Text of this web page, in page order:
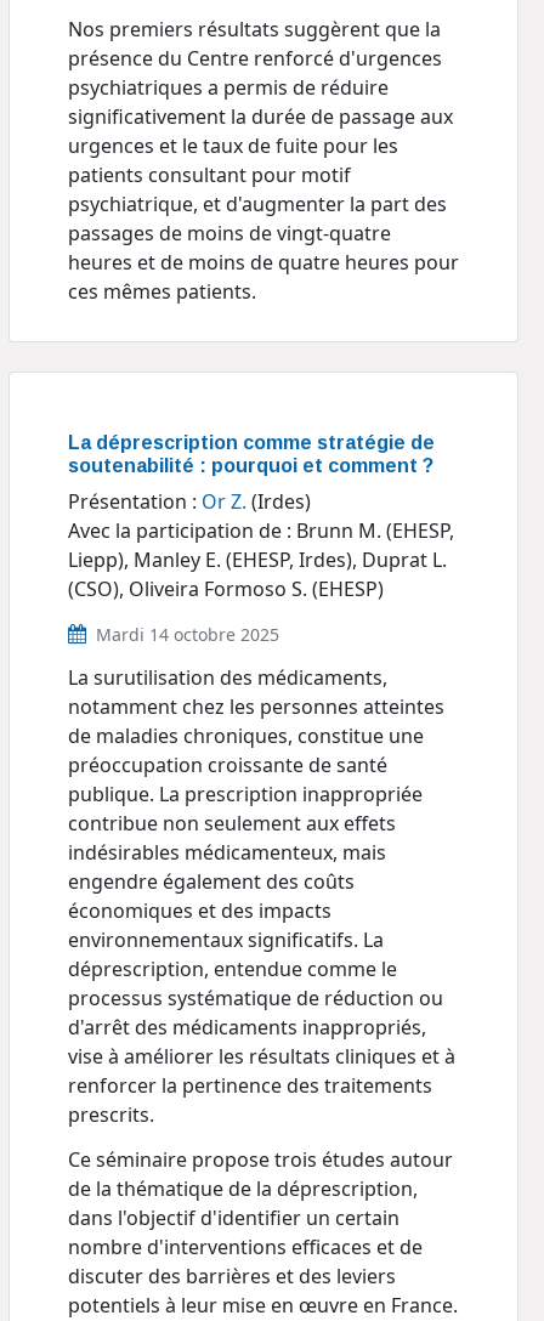
Nos premiers résultats suggèrent que la
présence du Centre renforcé d'urgences
psychiatriques a permis de réduire
significativement la durée de passage aux
urgences et le taux de fuite pour les
patients consultant pour motif
psychiatrique, et d'augmenter la part des
passages de moins de vingt-quatre
heures et de moins de quatre heures pour
ces mêmes patients.
La déprescription comme stratégie de
soutenabilité : pourquoi et comment ?
Présentation : Or Z. (Irdes)
Avec la participation de : Brunn M. (EHESP,
Liepp), Manley E. (EHESP, Irdes), Duprat L.
(CSO), Oliveira Formoso S. (EHESP)
Mardi 14 octobre 2025
La surutilisation des médicaments,
notamment chez les personnes atteintes
de maladies chroniques, constitue une
préoccupation croissante de santé
publique. La prescription inappropriée
contribue non seulement aux effets
indésirables médicamenteux, mais
engendre également des coûts
économiques et des impacts
environnementaux significatifs. La
déprescription, entendue comme le
processus systématique de réduction ou
d'arrêt des médicaments inappropriés,
vise à améliorer les résultats cliniques et à
renforcer la pertinence des traitements
prescrits.
Ce séminaire propose trois études autour
de la thématique de la déprescription,
dans l'objectif d'identifier un certain
nombre d'interventions efficaces et de
discuter des barrières et des leviers
potentiels à leur mise en œuvre en France.